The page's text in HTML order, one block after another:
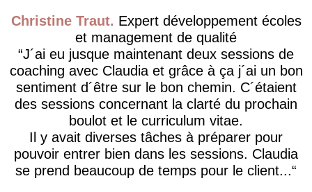
Christine Traut
Expert développement écoles
et management de qualité
J´ai eu jusque maintenant deux sessions de
coaching avec Claudia et grâce à ça j´ai un bon
sentiment d´être sur le bon chemin. C´étaient
des sessions concernant la clarté du prochain
boulot et le curriculum vitae.
Il y avait diverses tâches à préparer pour
pouvoir entrer bien dans les sessions. Claudia
se prend beaucoup de temps pour le client...